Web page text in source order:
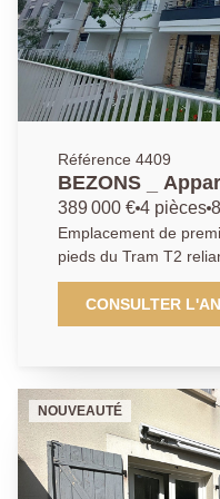
par cette charmante
et de toutes les
prévoir. Opportunité à
visite. AP : 01 34 34
Référence 4409
389 000 € 4 pièces
Emplacement de
pieds du Tram T2
AGENCE
magnifique
d'une résidence de
donnant sur une
ainsi qu'un Wc individuel.
immense espace de
offrant de très beaux
cuisine US moderne
CONSULTER
NOUVEAUTÉ